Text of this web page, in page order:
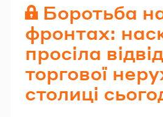
Боротьба
фронтах:
просіла
торгової
столиці